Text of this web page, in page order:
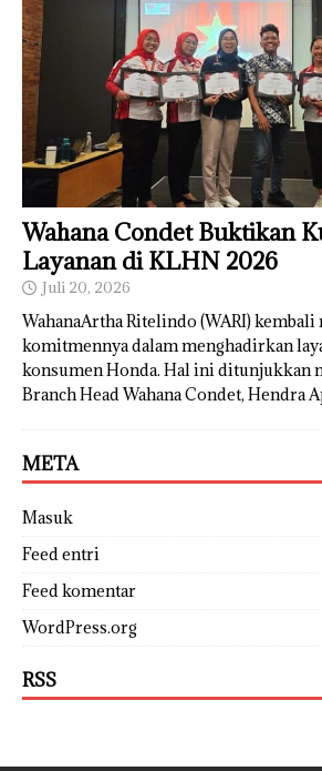
Wahana Condet Buktikan
Layanan di KLHN 2026
Juli 20, 2026
WahanaArtha Ritelindo (WARI)
komitmennya dalam menghadirkan
konsumen Honda. Hal ini ditunjukkan
Branch Head Wahana Condet, Hendra
META
Masuk
Feed entri
Feed komentar
WordPress.org
RSS